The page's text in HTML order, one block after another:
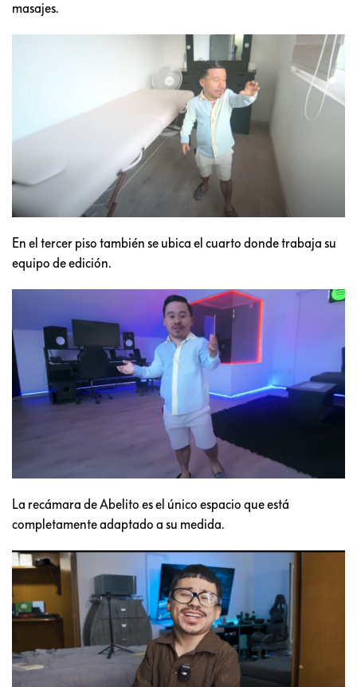
masajes.
En el tercer piso también se ubica el cuarto donde trabaja su
equipo de edición.
La recámara de Abelito es el único espacio que está
completamente adaptado a su medida.